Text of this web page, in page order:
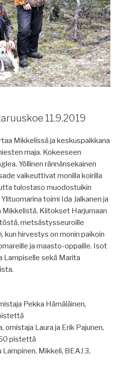
11.9.2019
Mikkelissä ja keskuspaikkana
maja. Kokeeseen
Yöllinen rännänsekainen
vaikeuttivat monilla koirilla
tulostaso muodostuikin
toimi Ida Jalkanen ja
Mikkelistä. Kiitokset Harjumaan
metsästysseuroille
kun hirvestys on monin paikoin
ja maasto-oppaille. Isot
Lampiselle sekä Marita
Pekka Hämäläinen,
omistaja Laura ja Erik Pajunen,
pistettä
Mikkeli, BEAJ 3,